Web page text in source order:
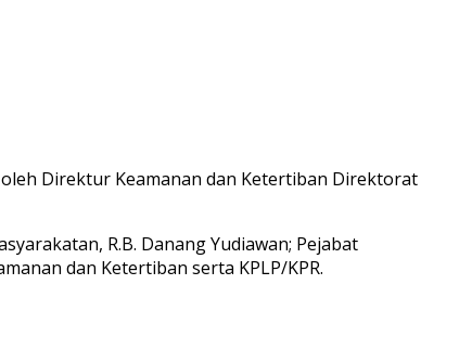
Direktur Keamanan dan Ketertiban Direktorat
R.B. Danang Yudiawan; Pejabat
dan Ketertiban serta KPLP/KPR.